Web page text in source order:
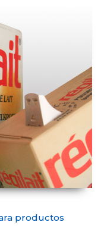
productos